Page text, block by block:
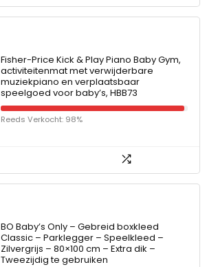
Fisher-Price Kick & Play Piano Baby Gym,
activiteitenmat met verwijderbare
muziekpiano en verplaatsbaar
speelgoed voor baby’s, HBB73
Reeds Verkocht: 98%
BO Baby’s Only – Gebreid boxkleed
Classic – Parklegger – Speelkleed –
Zilvergrijs – 80×100 cm – Extra dik –
Tweezijdig te gebruiken